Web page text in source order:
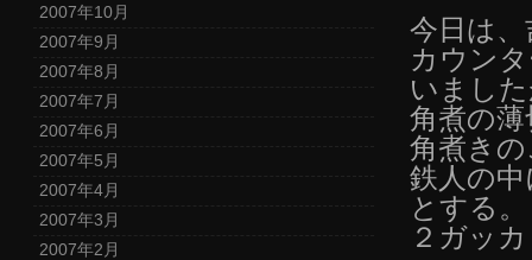
2007年10月
2007年9月
2007年8月
2007年7月
2007年6月
2007年5月
2007年4月
2007年3月
2007年2月
今日は
カウン
いまし
角煮の
角煮き
鉄人の
とする。
２ガッ